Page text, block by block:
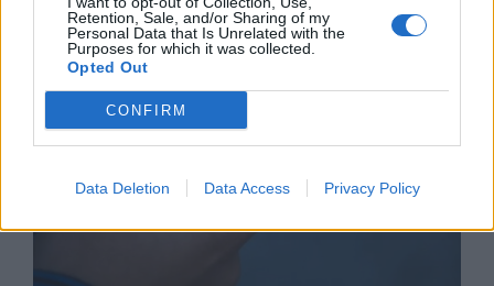
Retention, Sale, and/or Sharing of my
Personal Data that Is Unrelated with the
Purposes for which it was collected.
Opted Out
CONFIRM
Data Deletion Data Access Privacy Policy